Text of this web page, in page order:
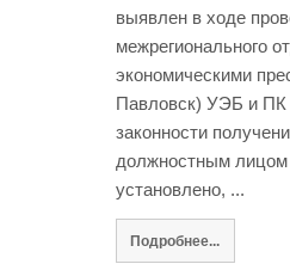
выявлен в ходе
межрегионального
экономическими
Павловск) УЭБ и ПК
законности
должностным
установлено, ...
Подробнее...